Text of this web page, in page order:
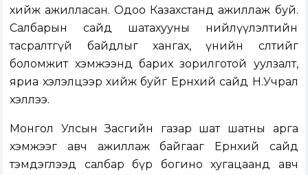
хийж ажилласан. Одоо Казахстанд ажиллаж буй.
Салбарын сайд шатахууны нийлүүлэлтийн
тасралтгүй байдлыг хангах, үнийн өсөлтийг
боломжит хэмжээнд барих зорилготой уулзалт,
яриа хэлэлцээр хийж буйг Ерөнхий сайд Н.Учрал
хэллээ.
Монгол Улсын Засгийн газар шат шатны арга
хэмжээг авч ажиллаж байгааг Ерөнхий сайд
тэмдэглээд салбар бүр богино хугацаанд авч